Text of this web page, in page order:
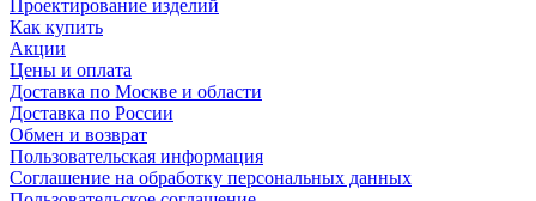
Проектирование изделий
Как купить
Акции
Цены и оплата
Доставка по Москве и области
Доставка по России
Обмен и возврат
Пользовательская информация
Соглашение на обработку персональных данных